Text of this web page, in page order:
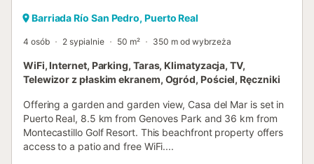
Barriada Río San Pedro, Puerto Real
4 osób 2 sypialnie 50 m² 350 m od wybrzeża
WiFi, Internet, Parking, Taras, Klimatyzacja, TV,
Telewizor z płaskim ekranem, Ogród, Pościel, Ręczniki
Offering a garden and garden view, Casa del Mar is set in
Puerto Real, 8.5 km from Genoves Park and 36 km from
Montecastillo Golf Resort. This beachfront property offers
access to a patio and free WiFi....